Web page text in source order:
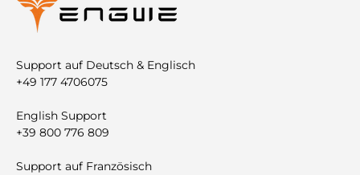
Support auf Deutsch & Englisch
+49 177 4706075
English Support
+39 800 776 809
Support auf Französisch